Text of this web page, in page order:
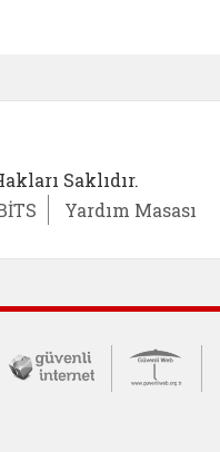
Saklıdır.
Yardım Masası
İletişim Merkezi
Güvende (yeni
Güvenli